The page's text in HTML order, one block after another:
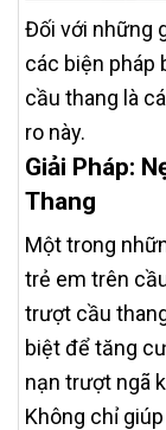
Đối với những
các biện pháp
cầu thang là
ro này.
Giải Pháp:
Thang
Một trong
trẻ em trên
trượt cầu
biệt để tăng
nạn trượt ngã
Không chỉ